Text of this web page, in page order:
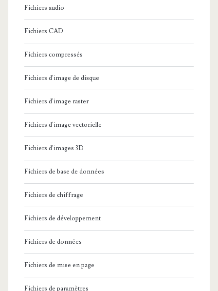
Fichiers audio
Fichiers CAD
Fichiers compressés
Fichiers d'image de disque
Fichiers d'image raster
Fichiers d'image vectorielle
Fichiers d'images 3D
Fichiers de base de données
Fichiers de chiffrage
Fichiers de développement
Fichiers de données
Fichiers de mise en page
Fichiers de paramètres